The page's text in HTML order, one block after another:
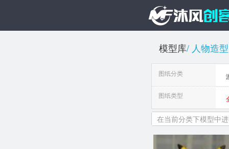
模型库 人物造型
图纸分类
图纸类型